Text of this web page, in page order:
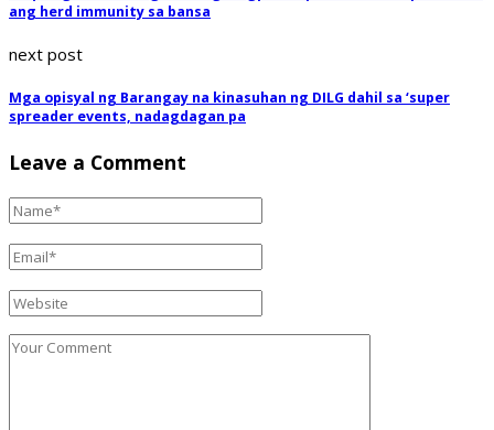
ang herd immunity sa bansa
next post
Mga opisyal ng Barangay na kinasuhan ng DILG dahil sa ‘super
spreader events, nadagdagan pa
Leave a Comment